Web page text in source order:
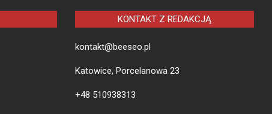
KONTAKT Z REDAKCJĄ
kontakt@beeseo.pl
Katowice, Porcelanowa 23
+48 510938313